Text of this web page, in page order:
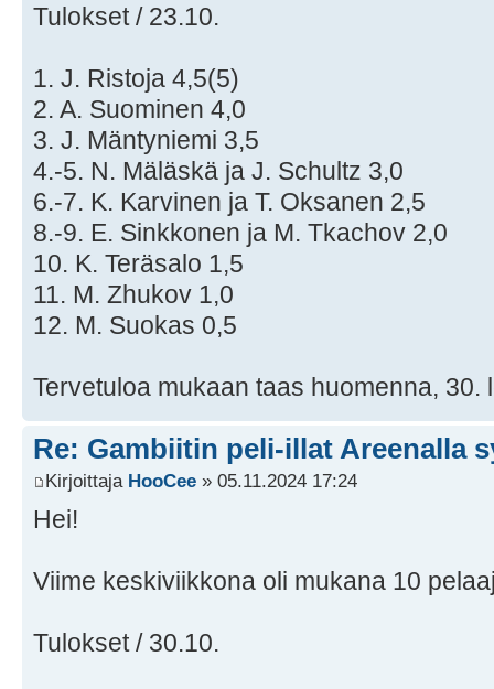
Tulokset / 23.10.
1. J. Ristoja 4,5(5)
2. A. Suominen 4,0
3. J. Mäntyniemi 3,5
4.-5. N. Mäläskä ja J. Schultz 3,0
6.-7. K. Karvinen ja T. Oksanen 2,5
8.-9. E. Sinkkonen ja M. Tkachov 2,0
10. K. Teräsalo 1,5
11. M. Zhukov 1,0
12. M. Suokas 0,5
Tervetuloa mukaan taas huomenna, 30.
Re: Gambiitin peli-illat Areenalla
Kirjoittaja HooCee » 05.11.2024 17:24
Hei!
Viime keskiviikkona oli mukana 10
Tulokset / 30.10.